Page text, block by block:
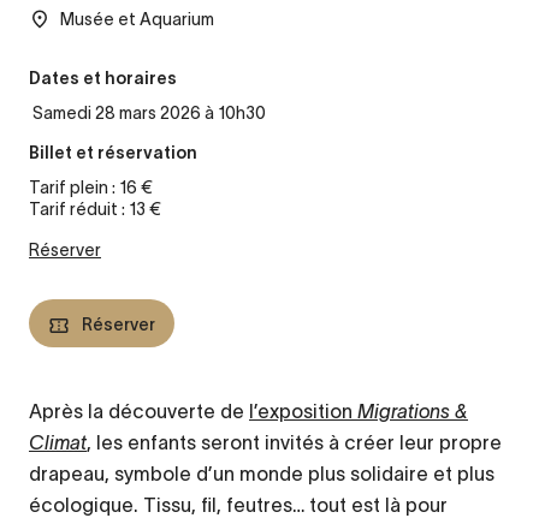
Musée et Aquarium
Dates et horaires
Samedi 28 mars 2026 à 10h30
Billet et réservation
Tarif plein : 16 €
Tarif réduit : 13 €
Réserver
Réserver
Après la découverte de l’exposition Migrations &
Climat, les enfants seront invités à créer leur propre
drapeau, symbole d’un monde plus solidaire et plus
écologique. Tissu, fil, feutres… tout est là pour